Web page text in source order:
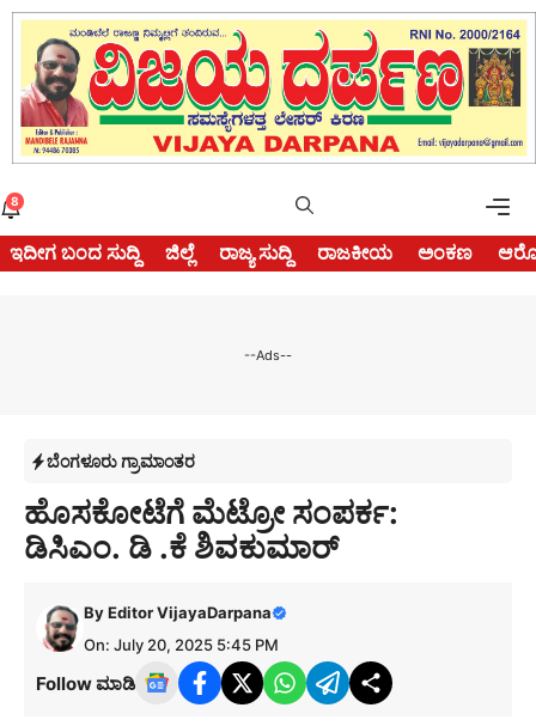
Skip
content
8
ಇದೀಗ ಬಂದ ಸುದ್ದಿ ಜಿಲ್ಲೆ ರಾಜ್ಯ ಸುದ್ದಿ ರಾಜಕೀಯ ಅಂಕಣ
--Ads--
ಬೆಂಗಳೂರು ಗ್ರಾಮಾಂತರ
ಹೊಸಕೋಟೆಗೆ ಮೆಟ್ರೋ ಸಂಪರ್ಕ:
ಡಿಸಿಎಂ. ಡಿ .ಕೆ ಶಿವಕುಮಾರ್
ByEditor VijayaDarpana
On: July 20, 2025 5:45 PM
Follow ಮಾಡಿ